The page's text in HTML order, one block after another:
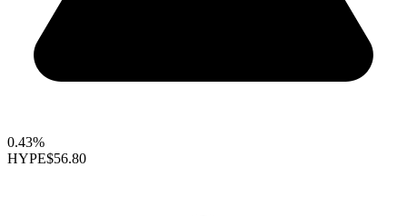
0.43%
HYPE$56.80